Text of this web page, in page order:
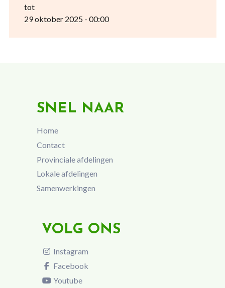
tot
29 oktober 2025 - 00:00
SNEL NAAR
Home
Contact
Provinciale afdelingen
Lokale afdelingen
Samenwerkingen
VOLG ONS
Instagram
Facebook
Youtube